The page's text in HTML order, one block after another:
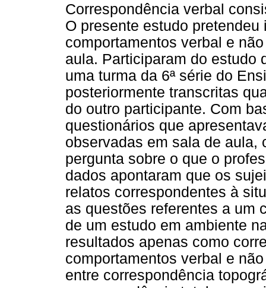
Correspondência verbal
O presente estudo
comportamentos verbal e
aula. Participaram do estudo
uma turma da 6ª série do
posteriormente transcritas
do outro participante. Com
questionários que
observadas em sala de aula,
pergunta sobre o que o
dados apontaram que os
relatos correspondentes à
as questões referentes a um
de um estudo em ambiente
resultados apenas como
comportamentos verbal e
entre correspondência